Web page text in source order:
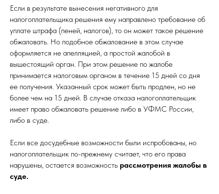
Если в результате вынесения негативного для
налогоплательщика решения ему направлено требование об
уплате штрафа (пеней, налогов), то он может такое решение
обжаловать. Но подобное обжалование в этом случае
оформляется не апелляцией, а простой жалобой в
вышестоящий орган. При этом решение по жалобе
принимается налоговым органом в течение 15 дней со дня
ее получения. Указанный срок может быть продлен, но не
более чем на 15 дней. В случае отказа налогоплательщик
имеет право обжаловать решение либо в УФМС России,
либо в суде.
Если все досудебные возможности были испробованы, но
налогоплательщик по-прежнему считает, что его права
нарушены, остается возможность рассмотрения жалобы в
суде.